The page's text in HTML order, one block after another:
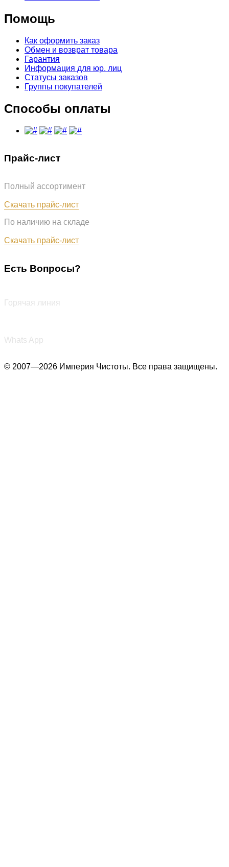
Помощь
Как оформить заказ
Обмен и возврат товара
Гарантия
Информация для юр. лиц
Статусы заказов
Группы покупателей
Способы оплаты
Прайс-лист
Полный ассортимент
Скачать прайс-лист
По наличию на складе
Скачать прайс-лист
Есть Вопросы?
Горячая линия
Whats App
© 2007—2026 Империя Чистоты. Все права защищены.